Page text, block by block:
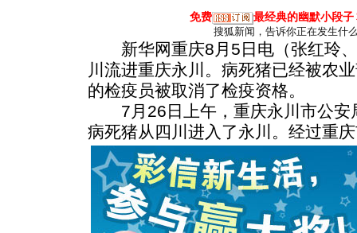
免费 最经典的幽默小段子
搜狐新闻，告诉你正在发生什
新华网重庆8月5日电（张红玲、
川流进重庆永川。病死猪已经被农
的检疫员被取消了检疫资格。
7月26日上午，重庆永川市公安
病死猪从四川进入了永川。 经过重